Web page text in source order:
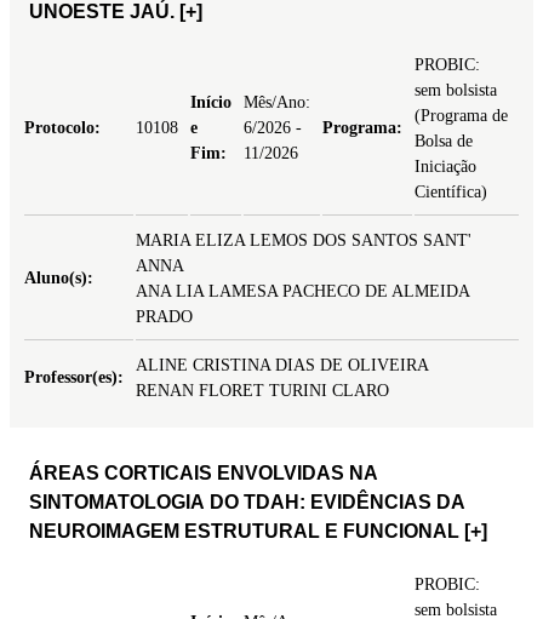
UNOESTE JAÚ. [+]
Protocolo: 10108
Início
e
Fim:
Mês/Ano:
6/2026 -
11/2026
Programa:
PROBIC:
sem bolsista
(Programa de
Bolsa de
Iniciação
Científica)
Aluno(s):
MARIA ELIZA LEMOS DOS SANTOS SANT'
ANNA
ANA LIA LAMESA PACHECO DE ALMEIDA
PRADO
Professor(es):
ALINE CRISTINA DIAS DE OLIVEIRA
RENAN FLORET TURINI CLARO
ÁREAS CORTICAIS ENVOLVIDAS NA
SINTOMATOLOGIA DO TDAH: EVIDÊNCIAS DA
NEUROIMAGEM ESTRUTURAL E FUNCIONAL [+]
PROBIC:
sem bolsista